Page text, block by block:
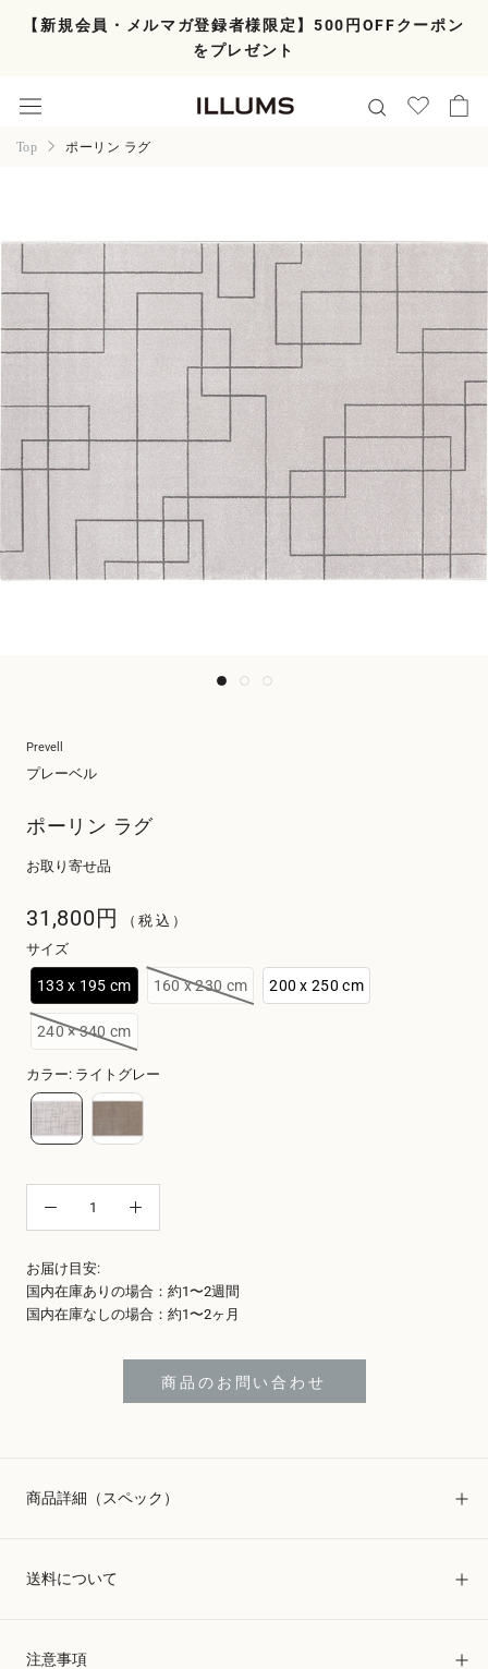
ツ
す
る
【新規会員・メルマガ登録者様限定】500円OFFクーポン
をプレゼント
Top ポーリン ラグ
Prevell
プレーベル
ポーリン ラグ
お取り寄せ品
31,800円
（税込）
サイズ
133 x 195 cm 160 x 230 cm 200 x 250 cm
240 × 340 cm
カラー: ライトグレー
お届け目安:
国内在庫ありの場合：約1〜2週間
国内在庫なしの場合：約1〜2ヶ月
商品のお問い合わせ
商品詳細（スペック）
送料について
注意事項